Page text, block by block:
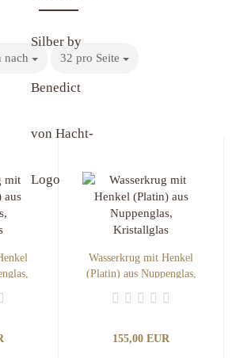
nach 32 pro Seite
Wasserkrug mit Henkel
(Platin) aus Nuppenglas,
155,00 EUR